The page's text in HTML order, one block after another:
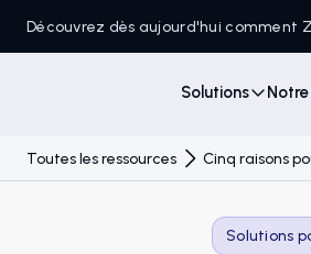
Découvrez dès aujourd'hui comment
Solutions
Toutes les ressources Cinq raisons
Solutions